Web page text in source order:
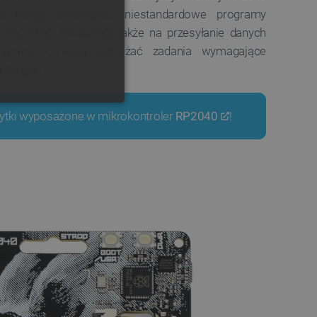
mogą wykonywać niestandardowe programy
GPIO. Pozwalają także na przesyłanie danych
- mogą odciążać zadania wymagające
wyposażone w mikrokontroler RP2040 !
do działania sklepu
do celów bilansowania
że żądania stron